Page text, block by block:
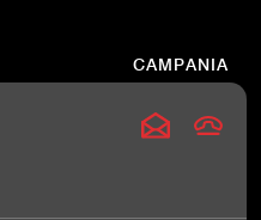
CAMPANIA